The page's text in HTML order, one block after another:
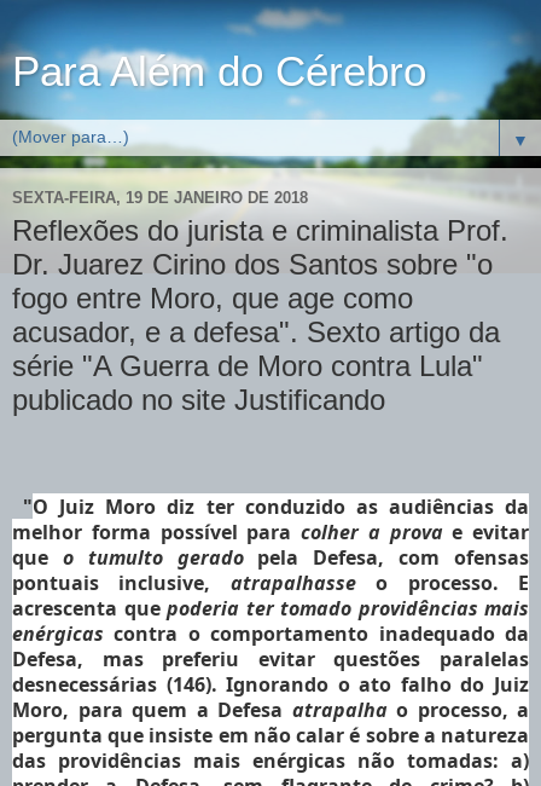
Para Além do Cérebro
▼
SEXTA-FEIRA, 19 DE JANEIRO DE 2018
Reflexões do jurista e criminalista Prof.
Dr. Juarez Cirino dos Santos sobre "o
fogo entre Moro, que age como
acusador, e a defesa". Sexto artigo da
série "A Guerra de Moro contra Lula"
publicado no site Justificando
"O Juiz Moro diz ter conduzido as audiências da
melhor forma possível para colher a provae evitar
que o tumulto gerado pela Defesa, com ofensas
pontuais inclusive, atrapalhasseo processo. E
acrescenta que poderia ter tomado providências mais
enérgicascontra o comportamento inadequado da
Defesa, mas preferiu evitar questões paralelas
desnecessárias (146). Ignorando o ato falho do Juiz
Moro, para quem a Defesa atrapalha o processo, a
pergunta que insiste em não calar é sobre a natureza
das providências mais enérgicas não tomadas: a)